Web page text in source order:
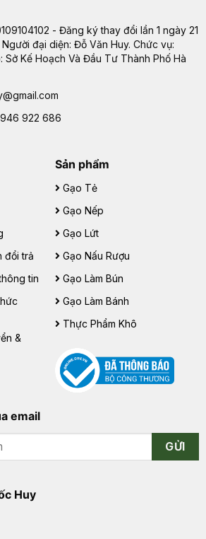
- Đăng ký thay đổi lần 1 ngày 21
Người đại diện: Đỗ Văn Huy. Chức vụ:
Sở Kế Hoạch Và Đầu Tư Thành Phố Hà
922 686
đổi trả
tin
&
Sản phẩm
Gạo Tẻ
Gạo Nếp
Gạo Lứt
Gạo Nấu Rượu
Gạo Làm Bún
Gạo Làm Bánh
Thực Phẩm Khô
email
GỬI
Huy